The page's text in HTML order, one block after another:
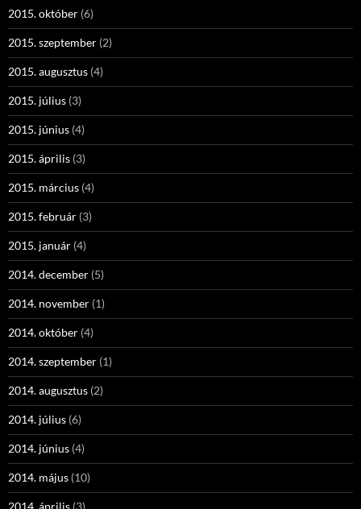
2015. október (6)
2015. szeptember (2)
2015. augusztus (4)
2015. július (3)
2015. június (4)
2015. április (3)
2015. március (4)
2015. február (3)
2015. január (4)
2014. december (5)
2014. november (1)
2014. október (4)
2014. szeptember (1)
2014. augusztus (2)
2014. július (6)
2014. június (4)
2014. május (10)
2014. április (3)